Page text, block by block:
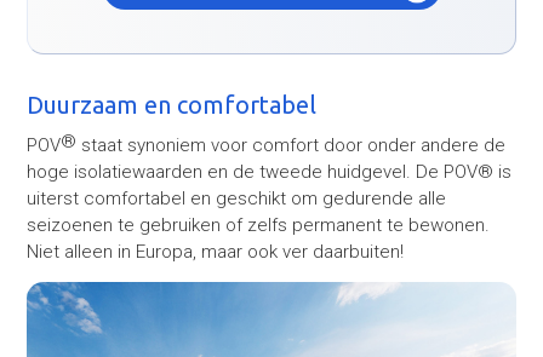
Duurzaam en comfortabel
POV® staat synoniem voor comfort door onder andere de
hoge isolatiewaarden en de tweede huidgevel. De POV® is
uiterst comfortabel en geschikt om gedurende alle
seizoenen te gebruiken of zelfs permanent te bewonen.
Niet alleen in Europa, maar ook ver daarbuiten!